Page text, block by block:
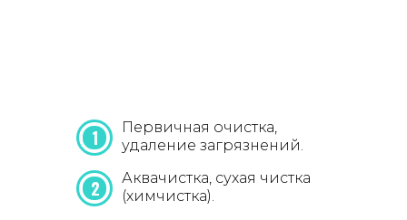
Первичная очистка,
удаление загрязнений.
1
Аквачистка, сухая чистка
(химчистка).
2